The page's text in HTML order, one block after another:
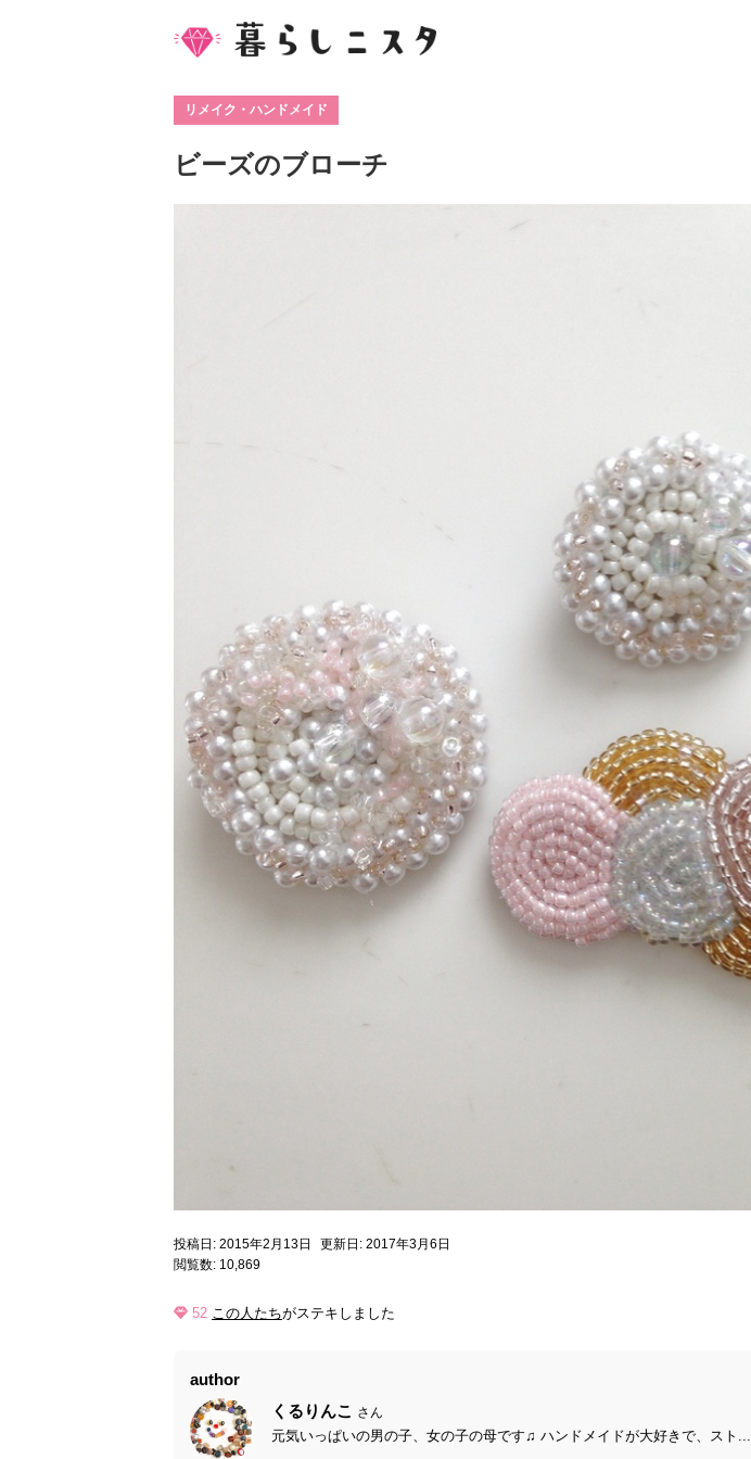
リメイク・ハンドメイド
ビーズのブローチ
投稿日: 2015年2月13日
更新日: 2017年3月6日
閲覧数: 10,869
52 この人たちがステキしました
author
くるりんこ さん
元気いっぱいの男の子、女の子の母です♫ ハンドメイドが大好きで、スト...